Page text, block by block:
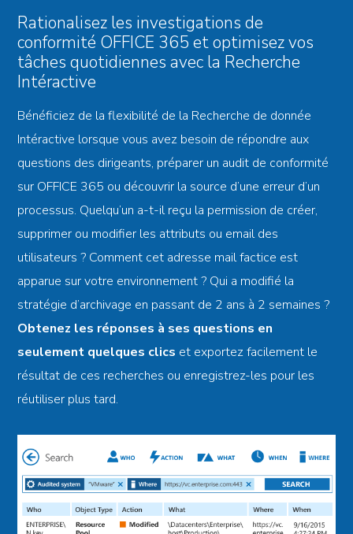
Rationalisez les investigations de
conformité OFFICE 365 et optimisez vos
tâches quotidiennes avec la Recherche
Intéractive
Bénéficiez de la flexibilité de la Recherche de donnée
Intéractive lorsque vous avez besoin de répondre aux
questions des dirigeants, préparer un audit de conformité
sur OFFICE 365 ou découvrir la source d’une erreur d’un
processus. Quelqu’un a-t-il reçu la permission de créer,
supprimer ou modifier les attributs ou email des
utilisateurs ? Comment cet adresse mail factice est
apparue sur votre environnement ? Qui a modifié la
stratégie d’archivage en passant de 2 ans à 2 semaines ?
Obtenez les réponses à ses questions en
seulement quelques clics et exportez facilement le
résultat de ces recherches ou enregistrez-les pour les
réutiliser plus tard.